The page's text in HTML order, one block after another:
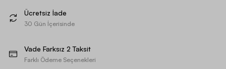
Ücretsiz İade
30 Gün İçerisinde
Vade Farksız 2 Taksit
Farklı Ödeme Seçenekleri